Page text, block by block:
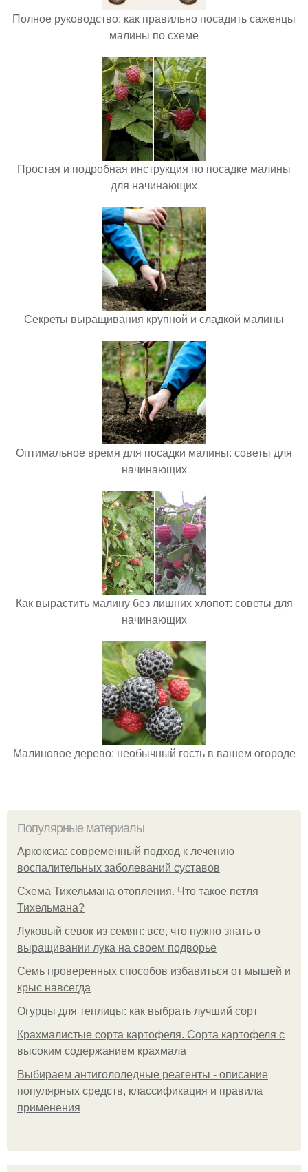
Полное руководство: как правильно посадить саженцы
малины по схеме
Простая и подробная инструкция по посадке малины
для начинающих
Секреты выращивания крупной и сладкой малины
Оптимальное время для посадки малины: советы для
начинающих
Как вырастить малину без лишних хлопот: советы для
начинающих
Малиновое дерево: необычный гость в вашем огороде
Популярные материалы
Аркоксиа: современный подход к лечению
воспалительных заболеваний суставов
Схема Тихельмана отопления. Что такое петля
Тихельмана?
Луковый севок из семян: все, что нужно знать о
выращивании лука на своем подворье
Семь проверенных способов избавиться от мышей и
крыс навсегда
Огурцы для теплицы: как выбрать лучший сорт
Крахмалистые сорта картофеля. Сорта картофеля с
высоким содержанием крахмала
Выбираем антигололедные реагенты - описание
популярных средств, классификация и правила
применения